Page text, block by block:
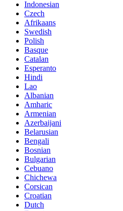
Indonesian
Czech
Afrikaans
Swedish
Polish
Basque
Catalan
Esperanto
Hindi
Lao
Albanian
Amharic
Armenian
Azerbaijani
Belarusian
Bengali
Bosnian
Bulgarian
Cebuano
Chichewa
Corsican
Croatian
Dutch